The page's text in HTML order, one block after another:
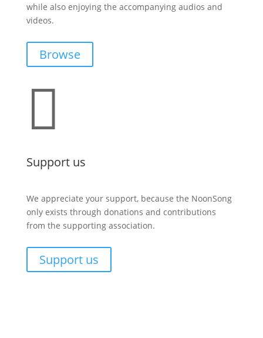
while also enjoying the accompanying audios and
videos.
Browse

Support us
We appreciate your support, because the NoonSong
only exists through donations and contributions
from the supporting association.
Support us